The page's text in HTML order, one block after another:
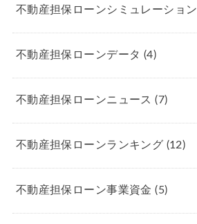
不動産担保ローンシミュレーション
不動産担保ローンデータ (4)
不動産担保ローンニュース(7)
不動産担保ローンランキング (12)
不動産担保ローン事業資金(5)